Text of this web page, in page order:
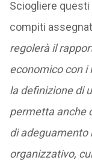
Sciogliere
compiti
regolerà il
economico con i
la definizione di
permetta anche
di adeguamento
organizzativo,